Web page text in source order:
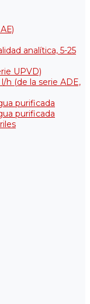
analítica, 5-25
UPVD)
h (de la serie АDE,
purificada
purificada